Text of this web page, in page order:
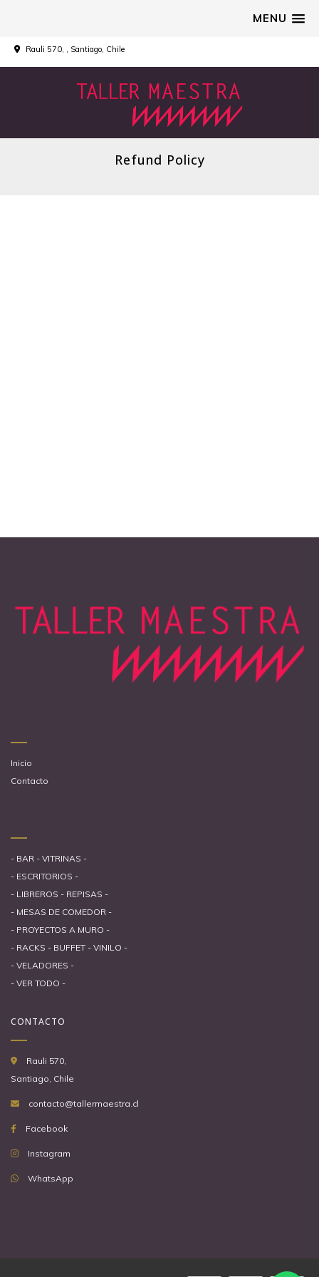
MENU
Rauli 570, , Santiago, Chile
Refund Policy
Inicio
Contacto
- BAR - VITRINAS -
- ESCRITORIOS -
- LIBREROS - REPISAS -
- MESAS DE COMEDOR -
- PROYECTOS A MURO -
- RACKS - BUFFET - VINILO -
- VELADORES -
- VER TODO -
CONTACTO
Rauli 570,
Santiago, Chile
contacto@tallermaestra.cl
Facebook
Instagram
WhatsApp